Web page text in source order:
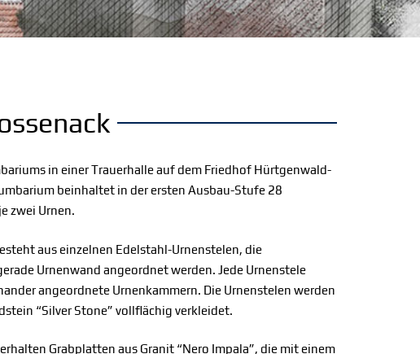
in einer Trauerhalle auf dem Friedhof Hürtgenwald-
beinhaltet in der ersten Ausbau-Stufe 28
zwei Urnen.
aus einzelnen Edelstahl-Urnenstelen, die
Urnenwand angeordnet werden. Jede Urnenstele
angeordnete Urnenkammern. Die Urnenstelen werden
“Silver Stone” vollflächig verkleidet.
Grabplatten aus Granit “Nero Impala”, die mit einem